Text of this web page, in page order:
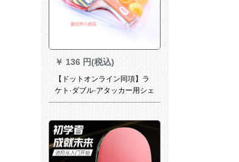
￥ 136 円(税込)
【ドットオンライン同項】ラ
ケト·ダブル·アタッカー用シェ
型初心者学生用娯楽兵卓球ラ
ラットを入れます。